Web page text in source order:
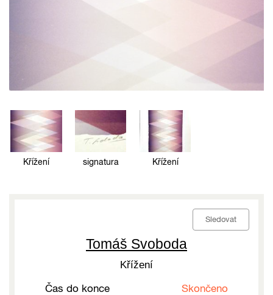
Křížení signatura Křížení
Sledovat
Tomáš Svoboda
Křížení
Čas do konce Skončeno